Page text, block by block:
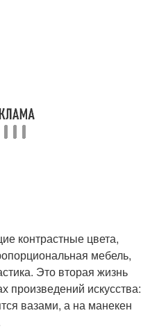
контрастные цвета,
мебель,
Это вторая жизнь
произведений искусства:
вазами, а на манекен